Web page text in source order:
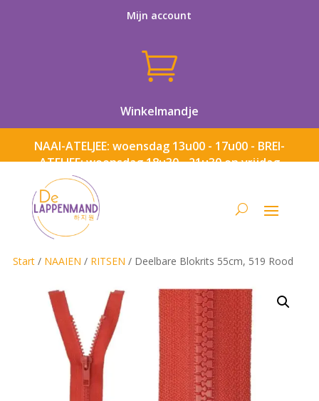
Mijn account

Winkelmandje
NAAI-ATELJEE: woensdag 13u00 - 17u00 - BREI-
ATELJEE: woensdag 18u30 - 21u30 en vrijdag
Start/ NAAIEN / RITSEN / Deelbare Blokrits 55cm, 519 Rood